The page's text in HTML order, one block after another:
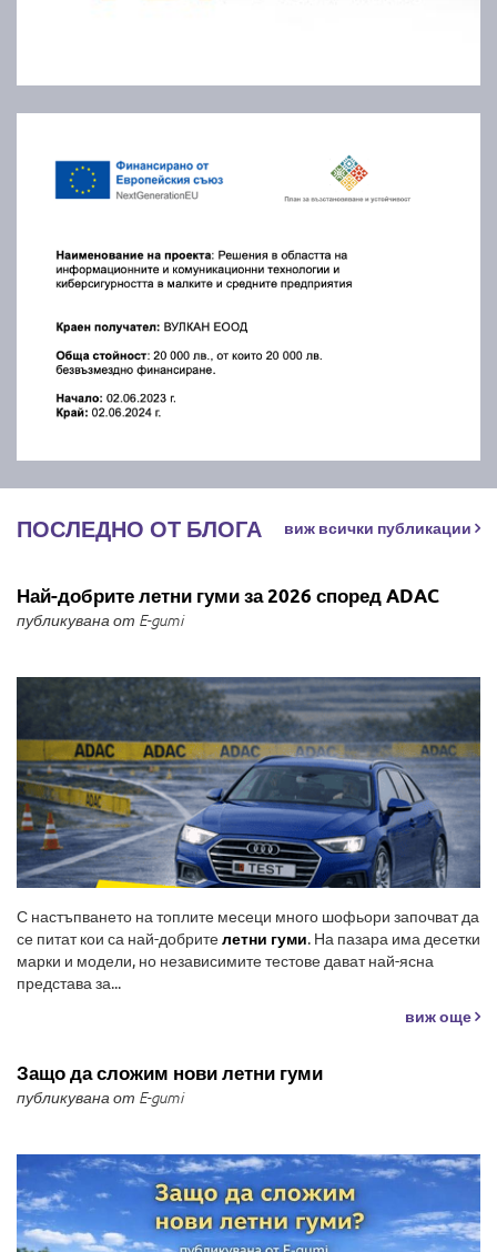
ПОСЛЕДНО ОТ БЛОГА виж всички публикации
Най-добрите летни гуми за 2026 според ADAC
публикувана от E-gumi
С настъпването на топлите месеци много шофьори започват да
се питат кои са най-добрителетни гуми. На пазара има десетки
марки и модели, но независимите тестове дават най-ясна
представа за...
виж още
Защо да сложим нови летни гуми
публикувана от E-gumi